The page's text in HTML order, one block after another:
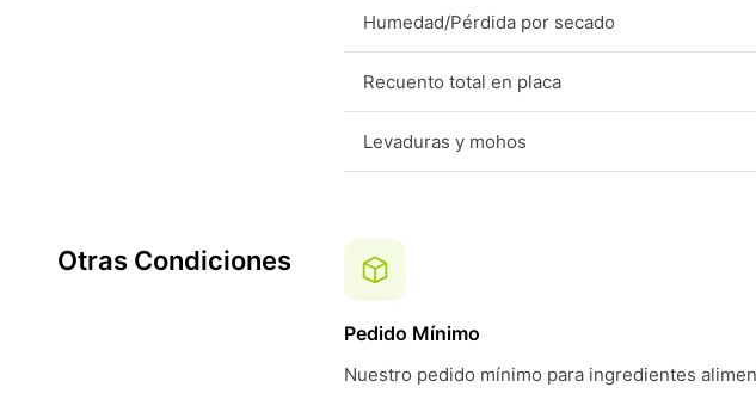
Humedad/Pérdida por secado
Recuento total en placa
Levaduras y mohos
Otras Condiciones
Pedido Mínimo
Nuestro pedido mínimo para ingredientes